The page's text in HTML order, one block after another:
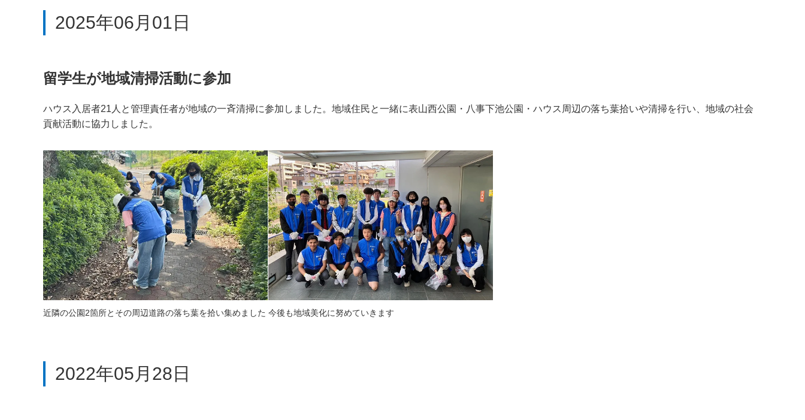
2025年06月01日
留学生が地域清掃活動に参加
ハウス入居者21人と管理責任者が地域の一斉清掃に参加しました。地域住民と一緒に表山西公園・八事下池公園・ハウス周辺の落ち葉拾いや清掃を行い、地域の社会
貢献活動に協力しました。
近隣の公園2箇所とその周辺道路の落ち葉を拾い集めました 今後も地域美化に努めていきます
2022年05月28日